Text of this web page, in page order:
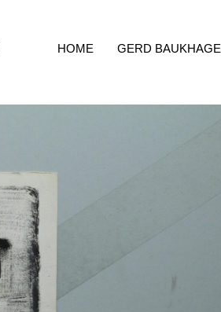
HOME GERD BAUKHAGE